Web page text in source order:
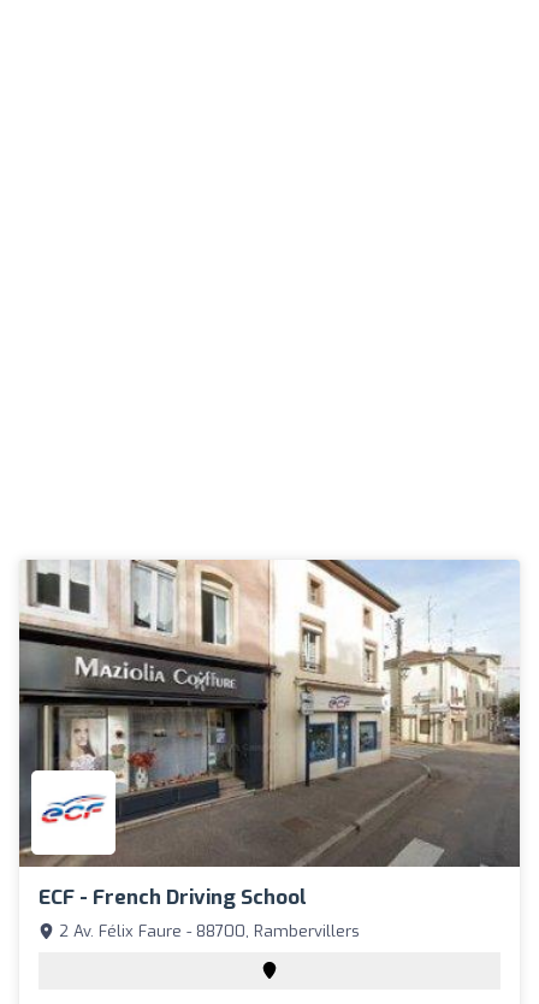
ECF - French Driving School
2 Av. Félix Faure - 88700, Rambervillers